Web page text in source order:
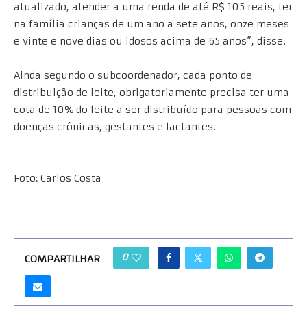
atualizado, atender a uma renda de até R$ 105 reais, ter
na família crianças de um ano a sete anos, onze meses
e vinte e nove dias ou idosos acima de 65 anos”, disse.
Ainda segundo o subcoordenador, cada ponto de
distribuição de leite, obrigatoriamente precisa ter uma
cota de 10% do leite a ser distribuído para pessoas com
doenças crônicas, gestantes e lactantes.
Foto: Carlos Costa
COMPARTILHAR 0